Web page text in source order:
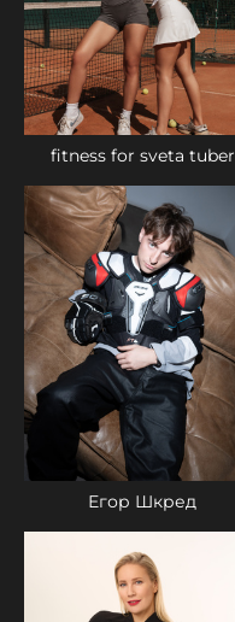
fitness for sveta tuber
Егор Шкред